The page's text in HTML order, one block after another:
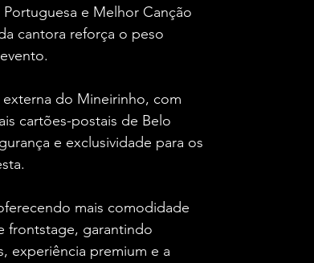
e Melhor Canção
cantora reforça o peso
externa do Mineirinho, com
cartões-postais de Belo
e exclusividade para os
mais comodidade
frontstage, garantindo
experiência premium e a